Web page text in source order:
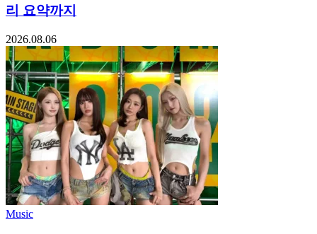
리 요약까지
2026.08.06
Music